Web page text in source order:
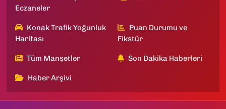
Eczaneler
Konak Trafik Yoğunluk
Haritası
Puan Durumu ve
Fikstür
Tüm Manşetler Son Dakika Haberleri
Haber Arşivi